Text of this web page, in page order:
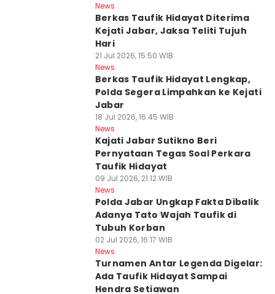
News
Berkas Taufik Hidayat Diterima
Kejati Jabar, Jaksa Teliti Tujuh
Hari
21 Jul 2026, 15:50 WIB
News
Berkas Taufik Hidayat Lengkap,
Polda Segera Limpahkan ke Kejati
Jabar
18 Jul 2026, 16:45 WIB
News
Kajati Jabar Sutikno Beri
Pernyataan Tegas Soal Perkara
Taufik Hidayat
09 Jul 2026, 21:12 WIB
News
Polda Jabar Ungkap Fakta Dibalik
Adanya Tato Wajah Taufik di
Tubuh Korban
02 Jul 2026, 16:17 WIB
News
Turnamen Antar Legenda Digelar:
Ada Taufik Hidayat Sampai
Hendra Setiawan